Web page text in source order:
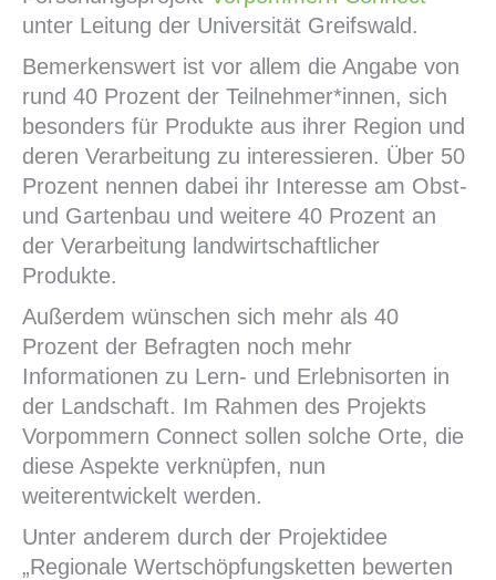
unter Leitung der Universität Greifswald.
Bemerkenswert ist vor allem die Angabe von
rund 40 Prozent der Teilnehmer*innen, sich
besonders für Produkte aus ihrer Region und
deren Verarbeitung zu interessieren. Über 50
Prozent nennen dabei ihr Interesse am Obst-
und Gartenbau und weitere 40 Prozent an
der Verarbeitung landwirtschaftlicher
Produkte.
Außerdem wünschen sich mehr als 40
Prozent der Befragten noch mehr
Informationen zu Lern- und Erlebnisorten in
der Landschaft. Im Rahmen des Projekts
Vorpommern Connect sollen solche Orte, die
diese Aspekte verknüpfen, nun
weiterentwickelt werden.
Unter anderem durch der Projektidee
„Regionale Wertschöpfungsketten bewerten